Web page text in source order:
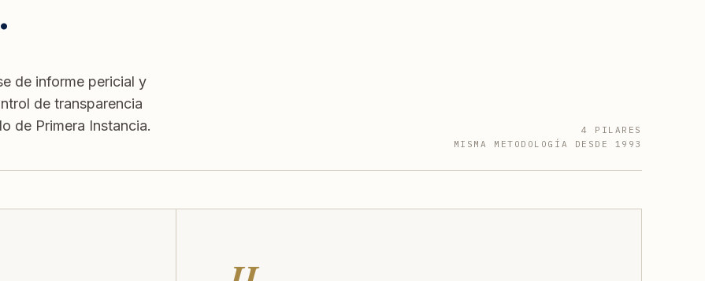
de informe pericial y
de transparencia
de Primera Instancia.
4 PILARES
MISMA METODOLOGÍA DESDE 1993